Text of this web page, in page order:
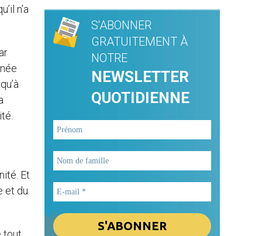
n’a
Et
et du
S'ABONNER
GRATUITEMENT À
NOTRE
NEWSLETTER
QUOTIDIENNE